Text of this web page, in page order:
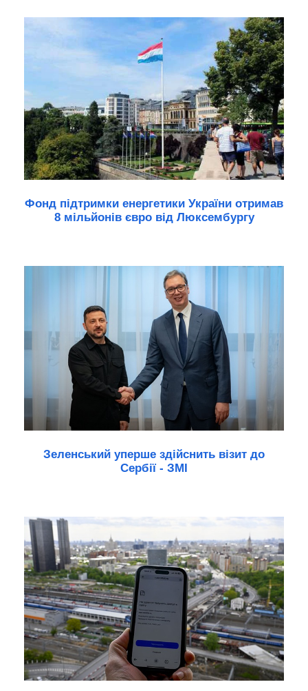
Фонд підтримки енергетики України отримав
8 мільйонів євро від Люксембургу
Зеленський уперше здійснить візит до
Сербії - ЗМІ